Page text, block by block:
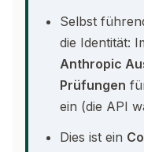
Selbst
die Identität:
Anthropic
Prüfungen
ein (die API
Dies ist ein